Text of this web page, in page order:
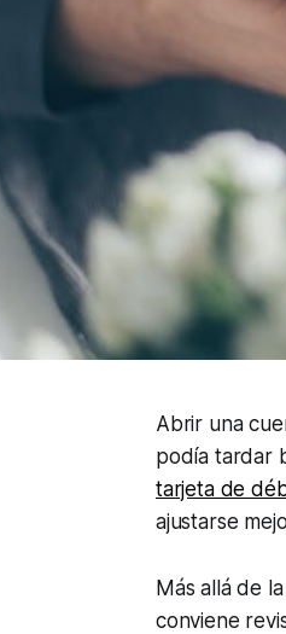
Abrir una
podía tardar
tarjeta de
ajustarse
Más allá de
conviene